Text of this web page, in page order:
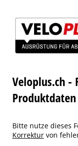
Veloplus.ch -
Bitte nutze dieses
Korrektur von